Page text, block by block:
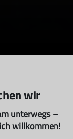
wir
unterwegs –
willkommen!